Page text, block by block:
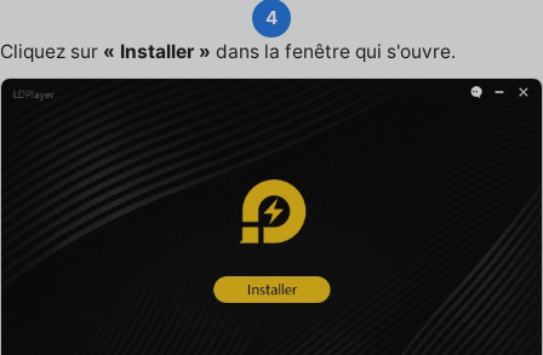
4
Cliquez sur « Installer » dans la fenêtre qui s'ouvre.